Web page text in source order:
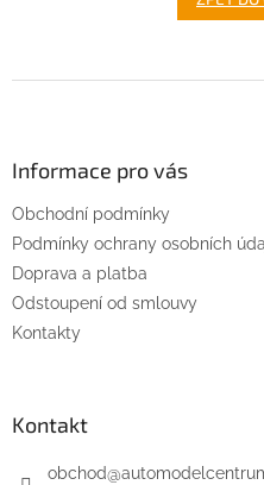
Informace pro vás
Obchodní podmínky
Podmínky ochrany osobních
Doprava a platba
Odstoupení od smlouvy
Kontakty
Kontakt
obchod@